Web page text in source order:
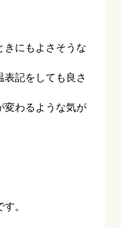
にもよさそうな
記をしても良さ
変わるような気が
。